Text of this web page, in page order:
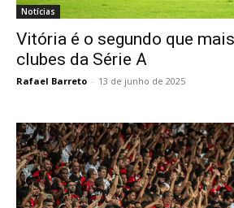
Notícias
Vitória é o segundo que
clubes da Série A
Rafael Barreto - 13 de junho de 2025